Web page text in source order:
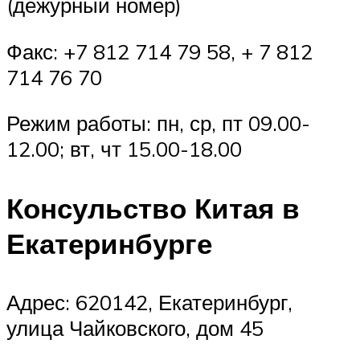
Факс: +7 812 714 79 58, + 7 812
714 76 70
Режим работы: пн, ср, пт 09.00-
12.00; вт, чт 15.00-18.00
Консульство Китая в
Екатеринбурге
Адрес: 620142, Екатеринбург,
улица Чайковского, дом 45